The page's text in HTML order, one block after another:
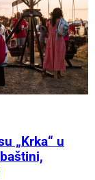
„Krka“ u